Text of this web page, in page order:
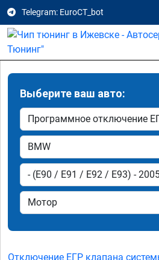
Telegram: EuroCT_bot
Выберите ваш авто:
Отключение ЕГР клапана